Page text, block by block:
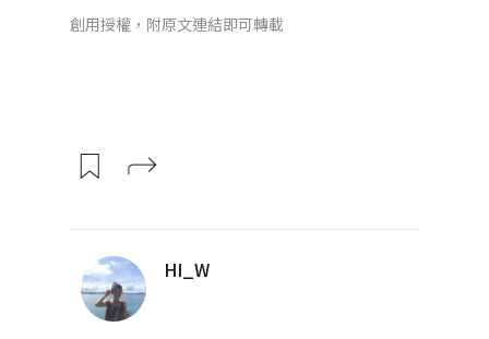
創用授權，附原文連結即可轉載
HI_W